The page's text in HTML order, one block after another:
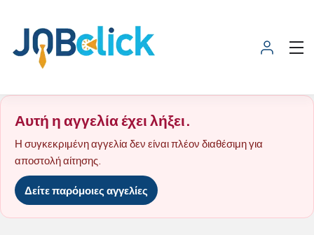
Αυτή η αγγελία έχει λήξει.
Η συγκεκριμένη αγγελία δεν είναι πλέον διαθέσιμη για
αποστολή αίτησης.
Δείτε παρόμοιες αγγελίες